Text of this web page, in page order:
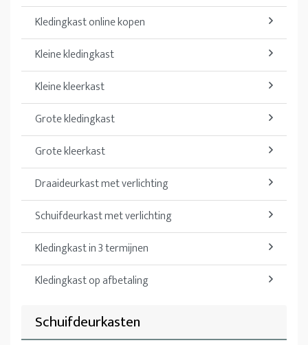
Kledingkast online kopen
Kleine kledingkast
Kleine kleerkast
Grote kledingkast
Grote kleerkast
Draaideurkast met verlichting
Schuifdeurkast met verlichting
Kledingkast in 3 termijnen
Kledingkast op afbetaling
Schuifdeurkasten